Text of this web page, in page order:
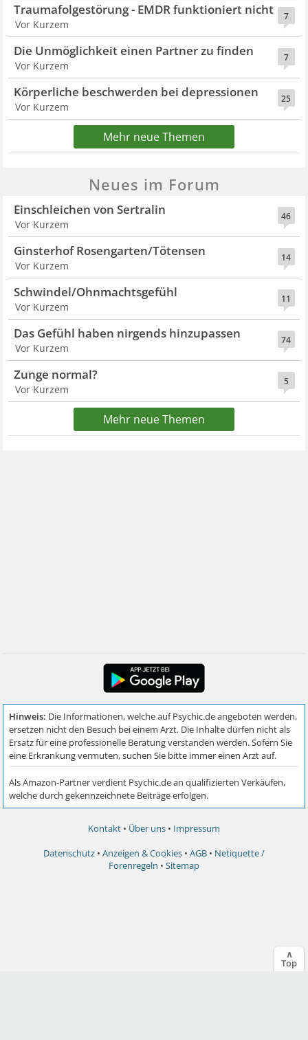
7
Traumafolgestörung - EMDR funktioniert nicht
Vor Kurzem
7
Die Unmöglichkeit einen Partner zu finden
Vor Kurzem
25
Körperliche beschwerden bei depressionen
Vor Kurzem
Mehr neue Themen
Neues im Forum
46
Einschleichen von Sertralin
Vor Kurzem
14
Ginsterhof Rosengarten/Tötensen
Vor Kurzem
11
Schwindel/Ohnmachtsgefühl
Vor Kurzem
74
Das Gefühl haben nirgends hinzupassen
Vor Kurzem
5
Zunge normal?
Vor Kurzem
Mehr neue Themen
Kontakt • Über uns • Impressum
Datenschutz • Anzeigen & Cookies • AGB • Netiquette /
Forenregeln • Sitemap
∧
Top